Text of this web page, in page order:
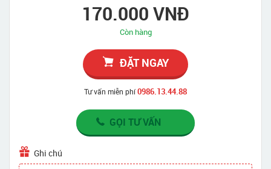
170.000 VNĐ
Còn hàng
ĐẶT NGAY
Tư vấn miễn phí0986.13.44.88
GỌI TƯ VẤN
Ghi chú